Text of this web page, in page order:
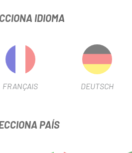
àpats.
IDIOMA
FRANÇAIS DEUTSCH
PAÍS